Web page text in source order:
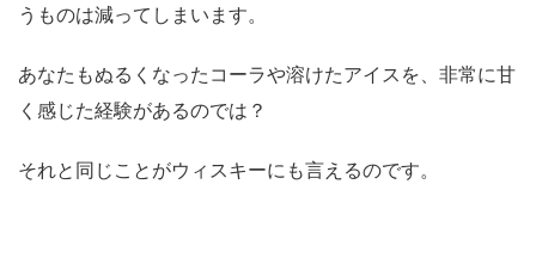
うものは減ってしまいます。
あなたもぬるくなったコーラや溶けたアイスを、非常に甘
く感じた経験があるのでは？
それと同じことがウィスキーにも言えるのです。